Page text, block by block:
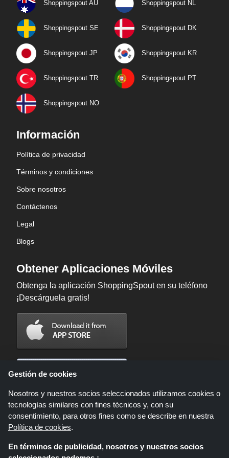
Shoppingspout AU Shoppingspout NL
Shoppingspout SE Shoppingspout DK
Shoppingspout JP Shoppingspout KR
Shoppingspout TR Shoppingspout PT
Shoppingspout NO
Información
Política de privacidad
Términos y condiciones
Sobre nosotros
Contáctenos
Legal
Blogs
Obtener Aplicaciones Móviles
Obtenga la aplicación ShoppingSpout en su teléfono
¡Descárguela gratis!
Shoppingspout.com/es es un sitio web que presenta ofertas, descuentos y
Gestión de cookies
Nosotros y nuestros socios seleccionados utilizamos cookies o
tecnologías similares con fines técnicos y, con su
consentimiento, para otros fines como se describe en nuestra
Política de cookies.
En términos de publicidad, nosotros y nuestros socios